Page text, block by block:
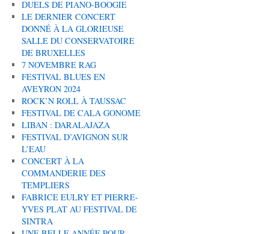
DUELS DE PIANO-BOOGIE
LE DERNIER CONCERT
DONNÉ À LA GLORIEUSE
SALLE DU CONSERVATOIRE
DE BRUXELLES
7 NOVEMBRE RAG
FESTIVAL BLUES EN
AVEYRON 2024
ROCK’N ROLL À TAUSSAC
FESTIVAL DE CALA GONOME
LIBAN : DARALAJAZA
FESTIVAL D’AVIGNON SUR
L’EAU
CONCERT À LA
COMMANDERIE DES
TEMPLIERS
FABRICE EULRY ET PIERRE-
YVES PLAT AU FESTIVAL DE
SINTRA